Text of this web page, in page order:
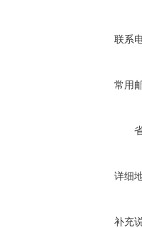
联系
常用
详细
补充